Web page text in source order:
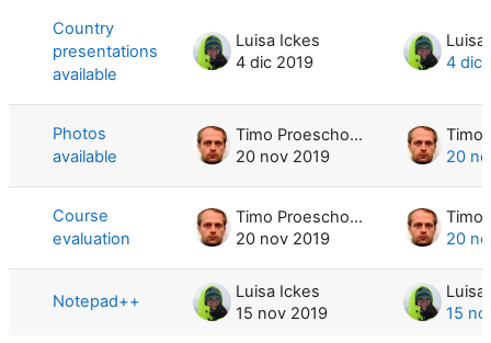
Country
presentations
available
Luisa Ickes
4 dic 2019
Luisa
4 dic
Photos
available
Timo Proescholdt
20 nov 2019
20
Course
evaluation
Timo Proescholdt
20 nov 2019
20
Notepad++
Luisa Ickes
15 nov 2019
Luisa
15